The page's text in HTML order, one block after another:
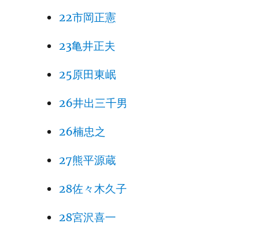
22市岡正憲
23亀井正夫
25原田東岷
26井出三千男
26楠忠之
27熊平源蔵
28佐々木久子
28宮沢喜一